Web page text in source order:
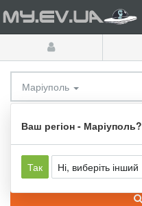
Маріуполь
Ваш регіон - Маріуполь?
Так Ні, виберіть інший
Усі категорії